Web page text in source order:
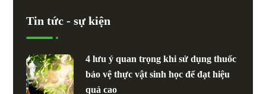
Tin tức - sự kiện
4 lưu ý quan trọng khi sử dụng thuốc
bảo vệ thực vật sinh học để đạt hiệu
quả cao